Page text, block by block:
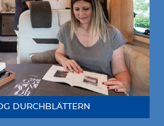
DURCHBLÄTTERN